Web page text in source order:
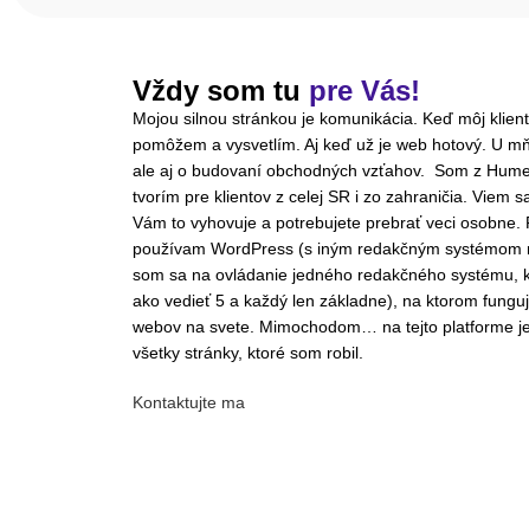
Vždy som tu pre Vás!
Mojou silnou stránkou je komunikácia. Keď môj
pomôžem a vysvetlím. Aj keď už je web hotový. U
ale aj o budovaní obchodných vzťahov. Som z
tvorím pre klientov z celej SR i zo zahraničia. Viem
Vám to vyhovuje a potrebujete prebrať veci osobne.
používam WordPress (s iným redakčným
som sa na ovládanie jedného redakčného systému,
ako vedieť 5 a každý len základne), na ktorom
webov na svete. Mimochodom… na tejto platforme
všetky stránky, ktoré som robil.
Kontaktujte ma